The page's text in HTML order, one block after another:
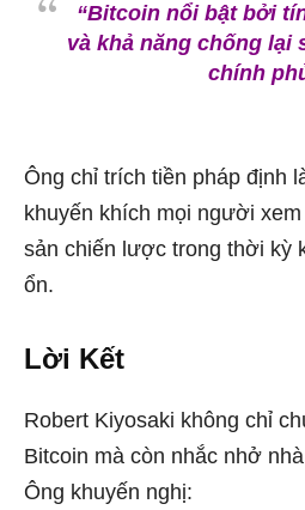
“Bitcoin nổi bật bởi
và khả năng chống lại
chính
Ông chỉ trích tiền pháp định
khuyến khích mọi người
sản chiến lược trong thời kỳ
ổn.
Lời Kết
Robert Kiyosaki không chỉ
Bitcoin mà còn nhắc nhở
Ông khuyến nghị: